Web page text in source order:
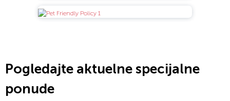
Pogledajte aktuelne specijalne
ponude